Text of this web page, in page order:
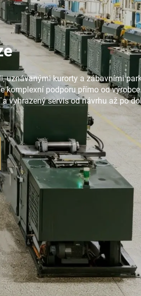
uznávanými kurorty a zábavními
komplexní podporu přímo od
vyhrazený servis od návrhu až po